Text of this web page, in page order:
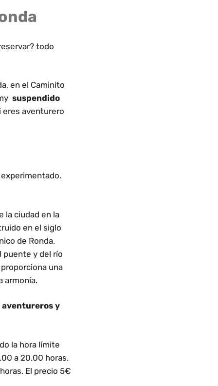
todo
en el Caminito
suspendido
eres aventurero
experimentado.
la ciudad en la
en el siglo
de Ronda.
puente y del río
una
armonía.
aventureros y
la hora límite
a 20.00 horas.
El precio 5€